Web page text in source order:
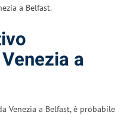
a Belfast.
a
Venezia a Belfast, è probabile